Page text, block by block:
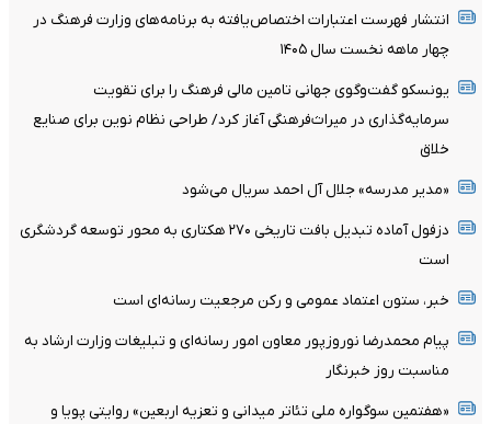
انتشار فهرست اعتبارات اختصاص‌یافته به برنامه‌های وزارت فرهنگ در
چهار ماهه نخست سال ۱۴۰۵
یونسکو گفت‌وگوی جهانی تامین مالی فرهنگ را برای تقویت
سرمایه‌گذاری در میراث‌فرهنگی آغاز کرد/ طراحی نظام نوین برای صنایع
خلاق
«مدیر مدرسه» جلال آل احمد سریال می‌شود
دزفول آماده تبدیل بافت تاریخی ۲۷۰ هکتاری به محور توسعه گردشگری
است
خبر، ستون اعتماد عمومی و رکن مرجعیت رسانه‌ای است
پیام محمدرضا نوروزپور معاون امور رسانه‌ای و تبلیغات وزارت ارشاد به
مناسبت روز خبرنگار
«هفتمین سوگواره ملی تئاتر میدانی و تعزیه اربعین» روایتی پویا و